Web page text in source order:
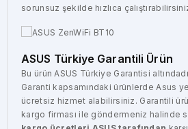
sorunsuz şekilde hızlıca
ASUS Türkiye Garantili Ürün
Bu ürün ASUS Türkiye Garantisi
Garanti kapsamındaki ürünlerde Asus
ücretsiz hizmet alabilirsiniz. Garantili
kargo firması ile göndermeniz halinde